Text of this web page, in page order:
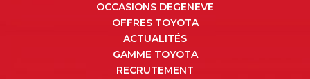
OCCASIONS DEGENEVE
OFFRES TOYOTA
ACTUALITÉS
GAMME TOYOTA
RECRUTEMENT